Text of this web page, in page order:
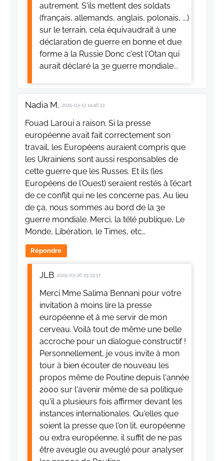
autrement. S'ils mettent des soldats
(français, allemands, anglais, polonais, ...)
sur le terrain, cela équivaudrait à une
déclaration de guerre en bonne et due
forme à la Russie Donc c'est l'Otan qui
aurait déclaré la 3e guerre mondiale...
Nadia M. 2025-03-13 14:46:33
Fouad Laroui a raison. Si la presse
européenne avait fait correctement son
travail, les Européens auraient compris que
les Ukrainiens sont aussi responsables de
cette guerre que les Russes. Et ils (les
Européens de l’Ouest) seraient restés à l’écart
de ce conflit qui ne les concerne pas. Au lieu
de ça, nous sommes au bord de la 3e
guerre mondiale. Merci, la télé publique, Le
Monde, Libération, le Times, etc…
Répondre
JLB 2025-03-26 19:33:37
Merci Mme Salima Bennani pour votre
invitation à moins lire la presse
européenne et à me servir de mon
cerveau. Voilà tout de même une belle
accroche pour un dialogue constructif !
Personnellement, je vous invite à mon
tour à bien écouter de nouveau les
propos même de Poutine depuis l'année
2000 sur l'avenir même de sa politique
qu'il a plusieurs fois affirmer devant les
instances internationales. Qu'elles que
soient la presse que l'on lit, européenne
ou extra européenne, il suffit de ne pas
être aveugle ou aveuglé pour analyser